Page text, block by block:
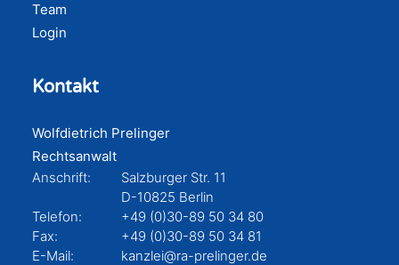
Team
Login
Kontakt
Wolfdietrich Prelinger
Rechtsanwalt
Anschrift:
Salzburger Str. 11
D-10825 Berlin
Telefon:
+49 (0)30-89 50 34 80
Fax:
+49 (0)30-89 50 34 81
E-Mail:
kanzlei@ra-prelinger.de